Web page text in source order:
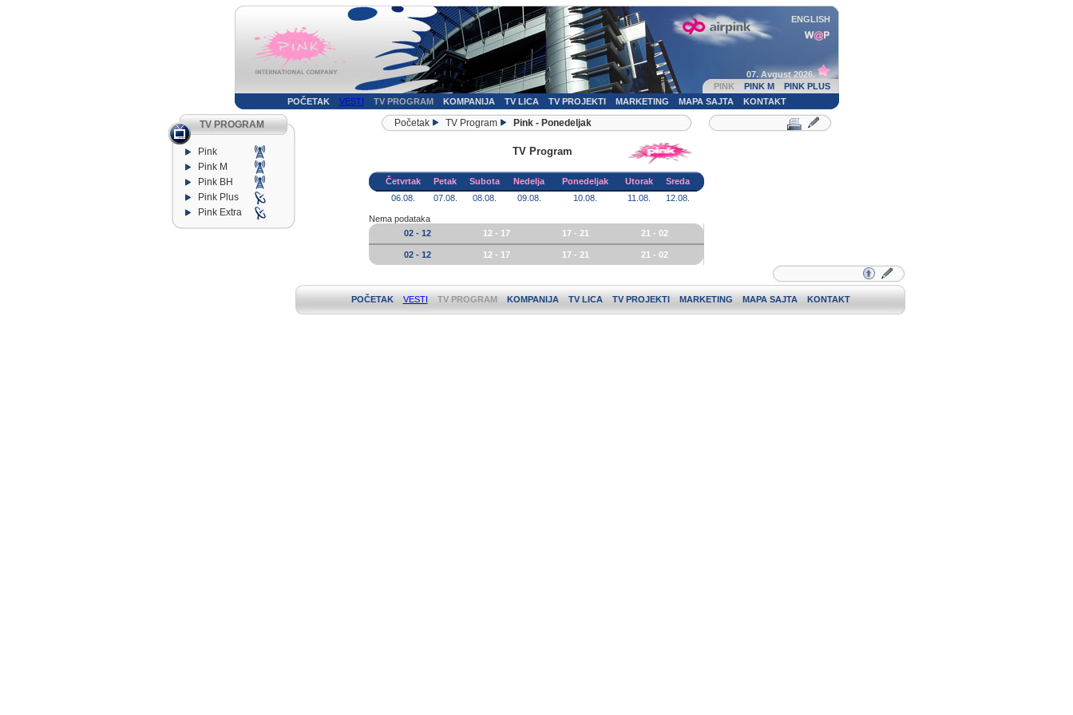
ENGLISH
07. Avgust 2026.
PINK
PINK M
PINK PLUS
POČETAK
VESTI TV PROGRAM KOMPANIJA TV LICA TV PROJEKTI MARKETING MAPA SAJTA KONTAKT
TV PROGRAM
Pink
Pink M
Pink BH
Pink Plus
Pink Extra
Početak TV Program Pink - Ponedeljak
TV Program
Četvrtak Petak Subota Nedelja Ponedeljak Utorak
Sreda
06.08.
07.08. 08.08. 09.08. 10.08. 11.08. 12.08.
Nema podataka
02 - 12
12 - 17 17 - 21 21 - 02
02 - 12 12 - 17 17 - 21 21 - 02
POČETAK VESTI TV PROGRAM KOMPANIJA TV LICA TV PROJEKTI MARKETING MAPA SAJTA KONTAKT